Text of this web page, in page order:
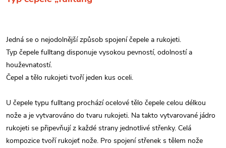
Jedná se o nejodolnější způsob spojení čepele a rukojeti.
Typ čepele fulltang disponuje vysokou pevností, odolností a
houževnatostí.
Čepel a tělo rukojeti tvoří jeden kus oceli.
U čepele typu fulltang prochází ocelové tělo čepele celou délkou
nože a je vytvarováno do tvaru rukojeti. Na takto vytvarované jádro
rukojeti se připevňují z každé strany jednotlivé střenky. Celá
kompozice tvoří rukojeť nože. Pro spojení střenek s tělem nože